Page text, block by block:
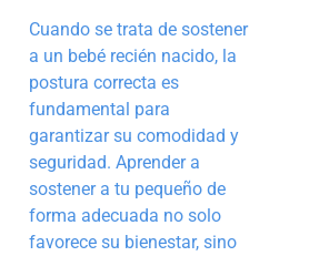
Cuando se trata de sostener
a un bebé recién nacido, la
postura correcta es
fundamental para
garantizar su comodidad y
seguridad. Aprender a
sostener a tu pequeño de
forma adecuada no solo
favorece su bienestar, sino